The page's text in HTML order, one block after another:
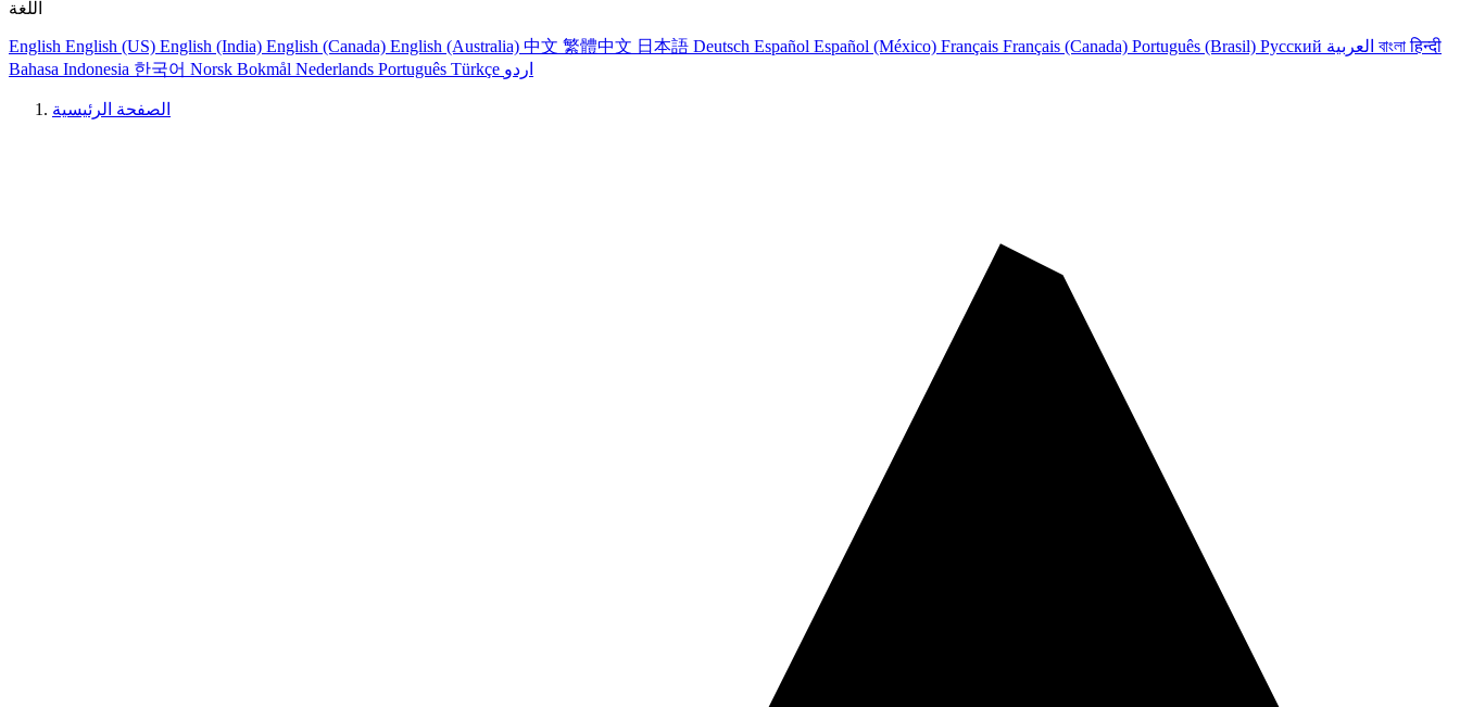
اللغة
English English (US) English (India) English (Canada) English (Australia) 中文 繁體中文 日本語 Deutsch Español Español (México) Français Français (Canada) Português (Brasil) Русский বাংলাहिन्दी
Bahasa Indonesia 한국어 Norsk Bokmål Nederlands Português Türkçe اردو
الصفحة الرئيسية